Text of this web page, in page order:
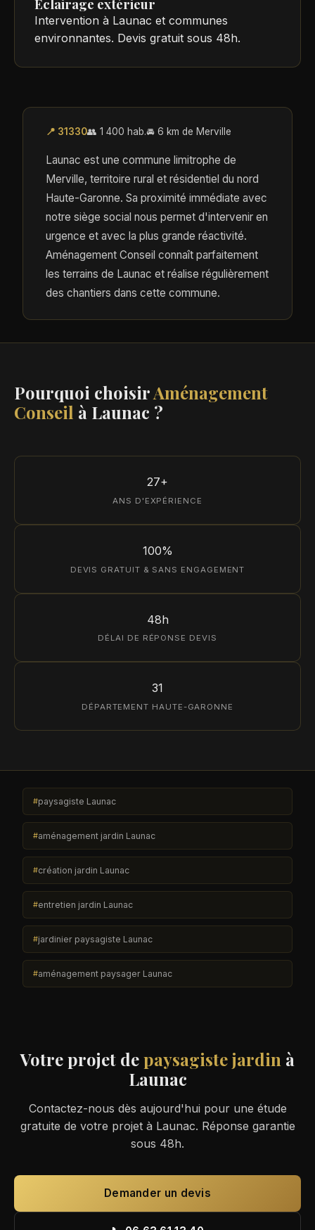
Éclairage extérieur
Intervention à Launac et communes
environnantes. Devis gratuit sous 48h.
📍 31330👥 1 400 hab.🚘 6 km de Merville
Launac est une commune limitrophe de
Merville, territoire rural et résidentiel du nord
Haute-Garonne. Sa proximité immédiate avec
notre siège social nous permet d'intervenir en
urgence et avec la plus grande réactivité.
Aménagement Conseil connaît parfaitement
les terrains de Launac et réalise régulièrement
des chantiers dans cette commune.
Pourquoi choisirAménagement
Conseil à Launac ?
27+
ANS D'EXPÉRIENCE
100%
DEVIS GRATUIT & SANS ENGAGEMENT
48h
DÉLAI DE RÉPONSE DEVIS
31
DÉPARTEMENT HAUTE-GARONNE
paysagiste Launac
aménagement jardin Launac
création jardin Launac
entretien jardin Launac
jardinier paysagiste Launac
aménagement paysager Launac
Votre projet depaysagiste jardin à
Launac
Contactez-nous dès aujourd'hui pour une étude
gratuite de votre projet à Launac. Réponse garantie
sous 48h.
Demander un devis